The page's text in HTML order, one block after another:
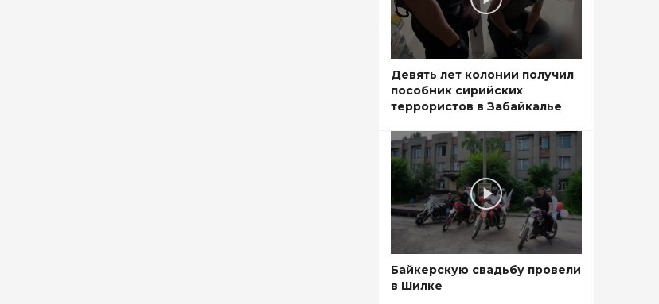
Девять лет колонии получил
пособник сирийских
террористов в Забайкалье
Байкерскую свадьбу провели
в Шилке